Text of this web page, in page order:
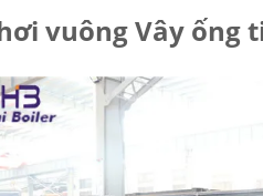
vuông Vây